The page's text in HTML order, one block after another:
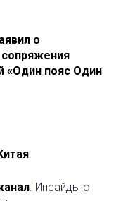
о
«Один пояс Один
. Инсайды о